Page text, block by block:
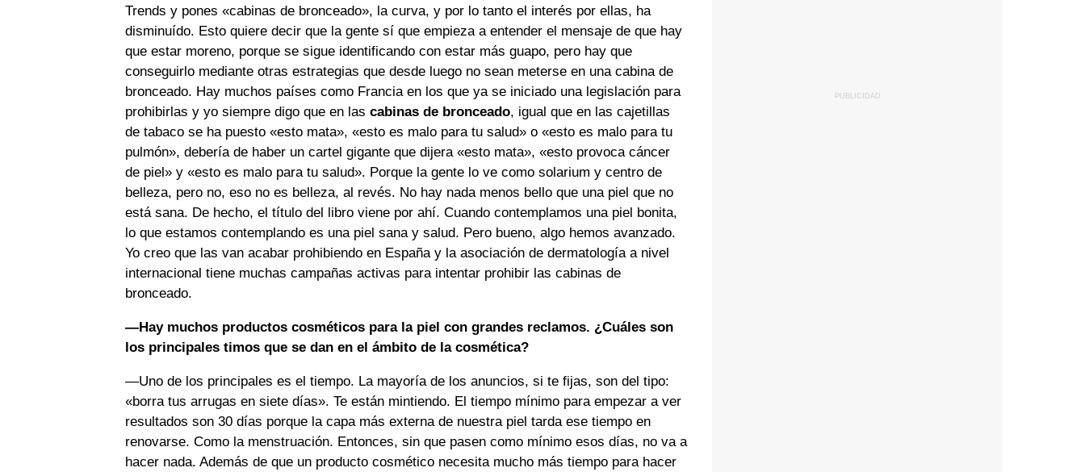
Trends y pones «cabinas de bronceado», la curva, y por lo tanto el interés por ellas, ha
disminuído. Esto quiere decir que la gente sí que empieza a entender el mensaje de que hay
que estar moreno, porque se sigue identificando con estar más guapo, pero hay que
conseguirlo mediante otras estrategias que desde luego no sean meterse en una cabina de
bronceado. Hay muchos países como Francia en los que ya se iniciado una legislación para
prohibirlas y yo siempre digo que en las cabinas de bronceado, igual que en las cajetillas
de tabaco se ha puesto «esto mata», «esto es malo para tu salud» o «esto es malo para tu
pulmón», debería de haber un cartel gigante que dijera «esto mata», «esto provoca cáncer
de piel» y «esto es malo para tu salud». Porque la gente lo ve como solarium y centro de
belleza, pero no, eso no es belleza, al revés. No hay nada menos bello que una piel que no
está sana. De hecho, el título del libro viene por ahí. Cuando contemplamos una piel bonita,
lo que estamos contemplando es una piel sana y salud. Pero bueno, algo hemos avanzado.
Yo creo que las van acabar prohibiendo en España y la asociación de dermatología a nivel
internacional tiene muchas campañas activas para intentar prohibir las cabinas de
bronceado.
—Hay muchos productos cosméticos para la piel con grandes reclamos. ¿Cuáles son
los principales timos que se dan en el ámbito de la cosmética?
—Uno de los principales es el tiempo. La mayoría de los anuncios, si te fijas, son del tipo:
«borra tus arrugas en siete días». Te están mintiendo. El tiempo mínimo para empezar a ver
resultados son 30 días porque la capa más externa de nuestra piel tarda ese tiempo en
renovarse. Como la menstruación. Entonces, sin que pasen como mínimo esos días, no va a
hacer nada. Además de que un producto cosmético necesita mucho más tiempo para hacer